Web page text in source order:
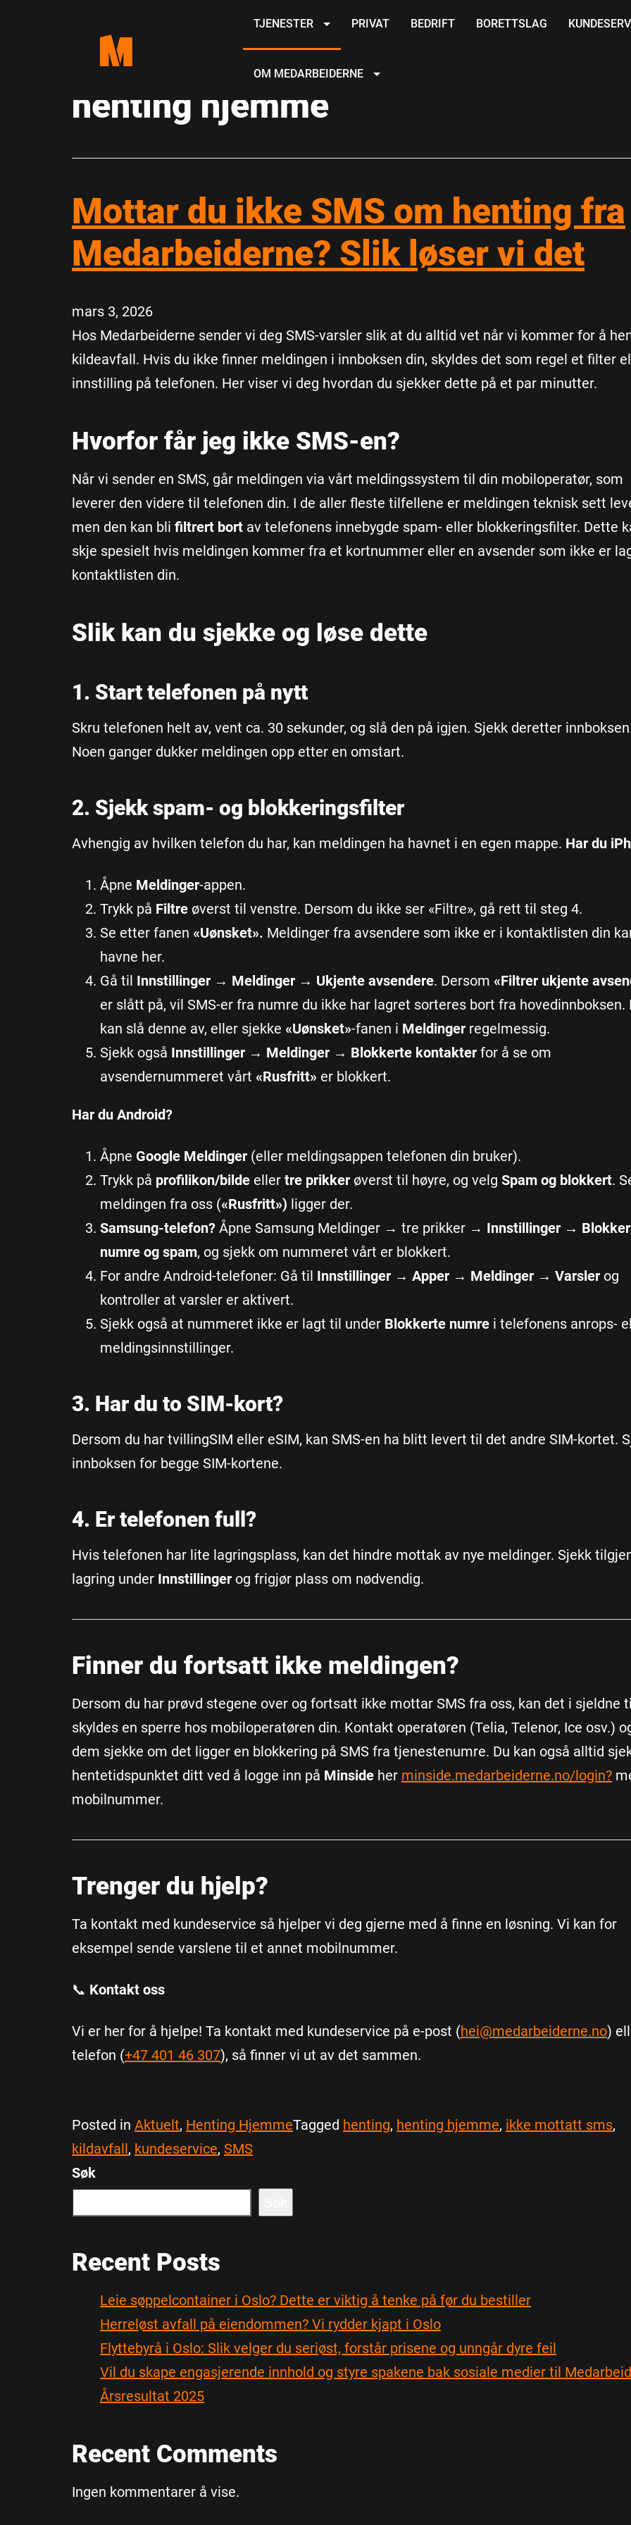
TJENESTER PRIVAT BEDRIFT BORETTSLAG
OM MEDARBEIDERNE
henting hjemme
Mottar du ikke SMS om henting fra
Medarbeiderne? Slik løser vi det
mars 3, 2026
Hos Medarbeiderne sender vi deg SMS-varsler slik at du alltid vet når vi kommer for å
kildeavfall. Hvis du ikke finner meldingen i innboksen din, skyldes det som regel et filter
innstilling på telefonen. Her viser vi deg hvordan du sjekker dette på et par minutter.
Hvorfor får jeg ikke SMS-en?
Når vi sender en SMS, går meldingen via vårt meldingssystem til din mobiloperatør, som
leverer den videre til telefonen din. I de aller fleste tilfellene er meldingen teknisk sett
men den kan bli filtrert bort av telefonens innebygde spam- eller blokkeringsfilter. Dette
skje spesielt hvis meldingen kommer fra et kortnummer eller en avsender som ikke er
kontaktlisten din.
Slik kan du sjekke og løse dette
1. Start telefonen på nytt
Skru telefonen helt av, vent ca. 30 sekunder, og slå den på igjen. Sjekk deretter
Noen ganger dukker meldingen opp etter en omstart.
2. Sjekk spam- og blokkeringsfilter
Avhengig av hvilken telefon du har, kan meldingen ha havnet i en egen mappe. Har du
Åpne Meldinger-appen.
Trykk på Filtre øverst til venstre. Dersom du ikke ser «Filtre», gå rett til steg 4.
Se etter fanen «Uønsket». Meldinger fra avsendere som ikke er i kontaktlisten din
havne her.
Gå til Innstillinger → Meldinger → Ukjente avsendere. Dersom «Filtrer ukjente
er slått på, vil SMS-er fra numre du ikke har lagret sorteres bort fra hovedinnboksen.
kan slå denne av, eller sjekke «Uønsket»-fanen i Meldinger regelmessig.
Sjekk også Innstillinger → Meldinger → Blokkerte kontakter for å se om
avsendernummeret vårt «Rusfritt» er blokkert.
Har du Android?
Åpne Google Meldinger (eller meldingsappen telefonen din bruker).
Trykk på profilikon/bilde eller tre prikker øverst til høyre, og velg Spam og blokkert.
meldingen fra oss («Rusfritt») ligger der.
Samsung-telefon? Åpne Samsung Meldinger → tre prikker → Innstillinger → Blokker
numre og spam, og sjekk om nummeret vårt er blokkert.
For andre Android-telefoner: Gå til Innstillinger → Apper → Meldinger → Varsler og
kontroller at varsler er aktivert.
Sjekk også at nummeret ikke er lagt til under Blokkerte numre i telefonens anrops-
meldingsinnstillinger.
3. Har du to SIM-kort?
Dersom du har tvillingSIM eller eSIM, kan SMS-en ha blitt levert til det andre SIM-kortet.
innboksen for begge SIM-kortene.
4. Er telefonen full?
Hvis telefonen har lite lagringsplass, kan det hindre mottak av nye meldinger. Sjekk
lagring under Innstillinger og frigjør plass om nødvendig.
Finner du fortsatt ikke meldingen?
Dersom du har prøvd stegene over og fortsatt ikke mottar SMS fra oss, kan det i sjeldne
skyldes en sperre hos mobiloperatøren din. Kontakt operatøren (Telia, Telenor, Ice osv.)
dem sjekke om det ligger en blokkering på SMS fra tjenestenumre. Du kan også alltid
hentetidspunktet ditt ved å logge inn på Minside her minside.medarbeiderne.no/login?
mobilnummer.
Trenger du hjelp?
Ta kontakt med kundeservice så hjelper vi deg gjerne med å finne en løsning. Vi kan for
eksempel sende varslene til et annet mobilnummer.
📞 Kontakt oss
Vi er her for å hjelpe! Ta kontakt med kundeservice på e-post (hei@medarbeiderne.no)
telefon (+47 401 46 307), så finner vi ut av det sammen.
Posted in Aktuelt, Henting HjemmeTagged henting, henting hjemme, ikke mottatt sms,
kildavfall, kundeservice, SMS
Søk
Recent Posts
Leie søppelcontainer i Oslo? Dette er viktig å tenke på før du bestiller
Herreløst avfall på eiendommen? Vi rydder kjapt i Oslo
Flyttebyrå i Oslo: Slik velger du seriøst, forstår prisene og unngår dyre feil
Vil du skape engasjerende innhold og styre spakene bak sosiale medier til
Årsresultat 2025
Recent Comments
Ingen kommentarer å vise.